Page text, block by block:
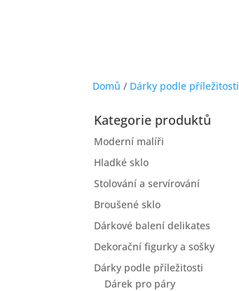
Domů / Dárky podle příležitosti
Kategorie produktů
Moderní malíři
Hladké sklo
Stolování a servírování
Broušené sklo
Dárkové balení delikates
Dekorační figurky a sošky
Dárky podle příležitosti
Dárek pro páry